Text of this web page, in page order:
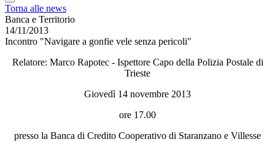
Torna alle news
Banca e Territorio
14/11/2013
Incontro "Navigare a gonfie vele senza pericoli"
Relatore: Marco Rapotec - Ispettore Capo della Polizia Postale di
Trieste
Giovedì 14 novembre 2013
ore 17.00
presso la Banca di Credito Cooperativo di Staranzano e Villesse